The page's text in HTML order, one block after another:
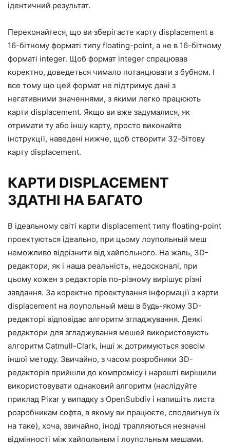
ідентичний результат.
Переконайтеся, що ви зберігаєте карту displacement в
16-бітному форматі типу floating-point, а не в 16-бітному
форматі integer. Щоб формат integer спрацював
коректно, доведеться чимало потанцювати з бубном. І
все тому що цей формат не підтримує дані з
негативними значеннями, з якими легко працюють
карти displacement. Якщо ви вже задумалися, як
отримати ту або іншу карту, просто виконайте
інструкції, наведені нижче, щоб створити 32-бітову
карту displacement.
КАРТИ DISPLACEMENT
ЗДАТНІ НА БАГАТО
В ідеальному світі карти displacement типу floating-point
проектуються ідеально, при цьому лоупольный меш
неможливо відрізнити від хайпольного. На жаль, 3D-
редактори, як і наша реальність, недосконалі, при
цьому кожен з редакторів по-різному вирішує різні
завдання. За коректне проектування інформації з карти
displacement на лоупольный меш в будь-якому 3D-
редакторі відповідає алгоритм згладжування. Деякі
редактори для згладжування мешей використовують
алгоритм Catmull-Clark, інші ж дотримуються зовсім
іншої методу. Звичайно, з часом розробники 3D-
редакторів прийшли до компромісу і нарешті вирішили
використовувати однаковий алгоритм (наслідуйте
приклад Pixar у випадку з OpenSubdiv і напишіть листа
розробникам софта, в якому ви працюєте, сподвигнув їх
на таке), хоча, звичайно, іноді трапляються незначні
відмінності між хайпольным і лоупольным мешами.